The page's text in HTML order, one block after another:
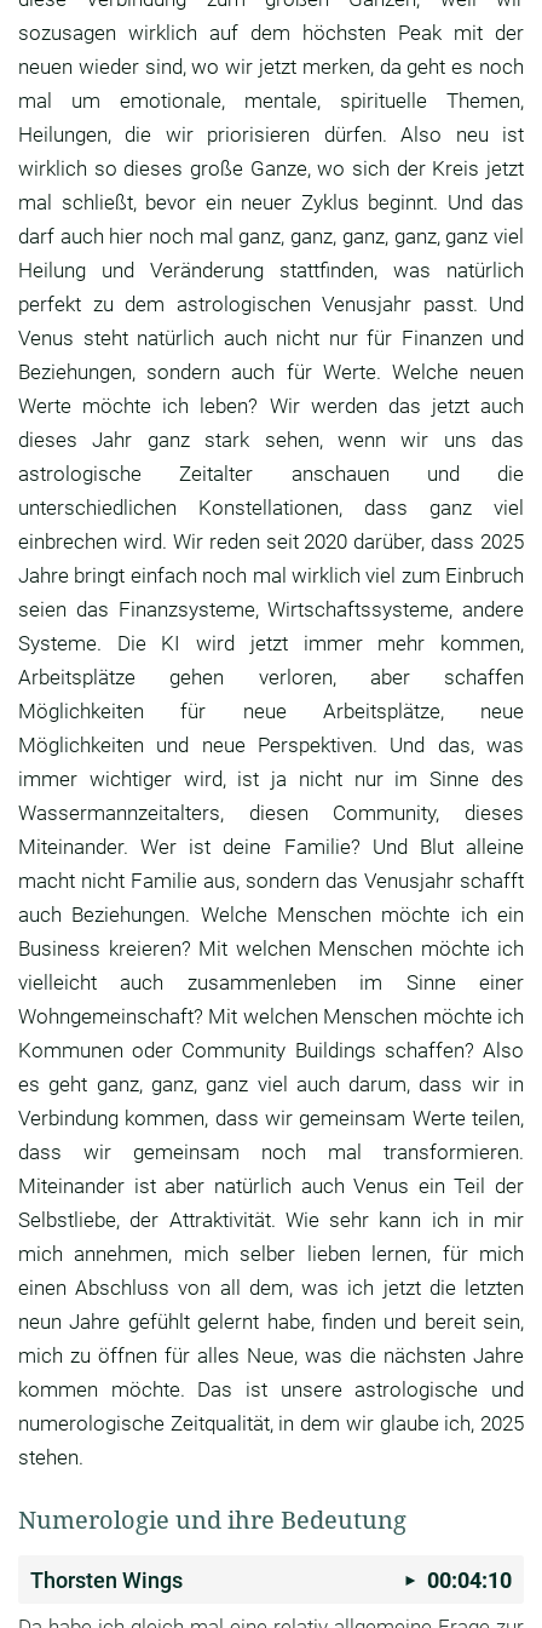
sozusagen wirklich auf dem höchsten Peak mit der
neuen wieder sind,wo wir jetzt merken, da geht es noch
mal um emotionale, mentale, spirituelle Themen,
Heilungen, die wir priorisieren dürfen.Also neu ist
wirklich so dieses große Ganze,wo sich der Kreis jetzt
mal schließt, bevor ein neuer Zyklus beginnt. Und das
darf auch hier noch mal ganz, ganz, ganz, ganz, ganz viel
Heilung und Veränderung stattfinden, was natürlich
perfekt zu dem astrologischen Venusjahr passt. Und
Venus steht natürlich auch nicht nur für Finanzen und
Beziehungen, sondern auch für Werte. Welche neuen
Werte möchte ich leben? Wir werden das jetzt auch
dieses Jahr ganz stark sehen, wenn wir uns das
astrologische Zeitalter anschauen und die
unterschiedlichen Konstellationen, dass ganz viel
einbrechen wird. Wir reden seit 2020 darüber, dass 2025
Jahre bringt einfach noch mal wirklichviel zum Einbruch
seien das Finanzsysteme,Wirtschaftssysteme, andere
Systeme. Die KI wird jetzt immer mehr kommen,
Arbeitsplätze gehen verloren, aber schaffen
Möglichkeiten für neue Arbeitsplätze, neue
Möglichkeiten und neue Perspektiven. Und das, was
immer wichtiger wird, ist ja nicht nur im Sinne des
Wassermannzeitalters, diesen Community, dieses
Miteinander.Wer ist deine Familie? Und Blut alleine
macht nicht Familie aus, sondern das Venusjahr schafft
auch Beziehungen. Welche Menschen möchte ich ein
Business kreieren? Mit welchen Menschen möchte ich
vielleicht auch zusammenleben im Sinne einer
Wohngemeinschaft? Mit welchen Menschen möchte ich
Kommunen oder Community Buildings schaffen?Also
es geht ganz, ganz, ganz viel auch darum, dass wir in
Verbindung kommen, dass wir gemeinsam Werte teilen,
dass wir gemeinsam noch mal transformieren.
Miteinander ist aber natürlich auch Venus ein Teil der
Selbstliebe, der Attraktivität. Wie sehr kann ich in mir
mich annehmen, mich selber lieben lernen, für mich
einen Abschluss von all dem,was ich jetzt die letzten
neun Jahre gefühlt gelernt habe, finden und bereit sein,
mich zu öffnen für alles Neue, was die nächsten Jahre
kommen möchte. Das ist unsere astrologische und
numerologische Zeitqualität, in dem wir glaube ich, 2025
stehen.
Numerologie und ihre Bedeutung
Thorsten Wings 00:04:10